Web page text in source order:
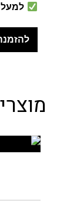
למעלה מ – 145+